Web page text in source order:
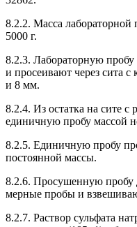
8.2.2. Масса лабораторной
5000 г.
8.2.3. Лабораторную
и просеивают через сита
и 8 мм.
8.2.4. Из остатка на сите
единичную пробу массой
8.2.5. Единичную пробу
постоянной массы.
8.2.6. Просушенную пробу
мерные пробы и
8.2.7. Раствор сульфата